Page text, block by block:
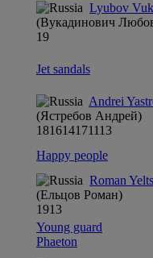
Lyubov
(Вукадинович
19
Jet sandals
Andrei
(Ястребов Андрей)
181614171113
Happy people
Roman
(Ельцов Роман)
1913
Young guard
Phaeton